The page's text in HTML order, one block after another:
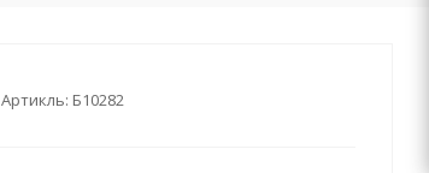
Артикль: Б10282